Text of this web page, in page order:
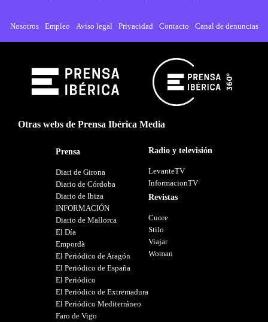
Nosotros Empleo Aviso legal Privacidad Contacto Canal de denuncias
Otras webs de Prensa Ibérica Media
Prensa
Diari de Girona
Diario de Córdoba
Diario de Ibiza
INFORMACIÓN
Diario de Mallorca
El Día
Empordà
El Periódico de Aragón
El Periódico de España
El Periódico
El Periódico de Extremadura
El Periódico Mediterráneo
Faro de Vigo
Radio y televisión
LevanteTV
InformacionTV
Revistas
Cuore
Stilo
Viajar
Woman